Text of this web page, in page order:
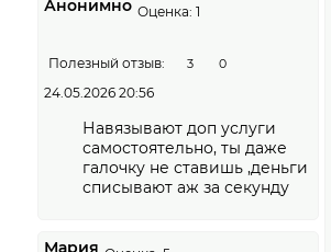
Анонимно Оценка: 1
Полезный отзыв: 3 0
24.05.2026 20:56
Навязывают доп услуги
самостоятельно, ты даже
галочку не ставишь ,деньги
списывают аж за секунду
Мария